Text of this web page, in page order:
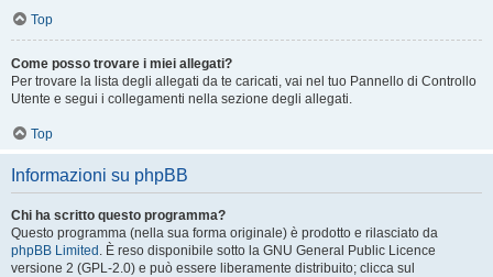
Top
Come posso trovare i miei allegati?
Per trovare la lista degli allegati da te caricati, vai nel tuo Pannello di Controllo
Utente e segui i collegamenti nella sezione degli allegati.
Top
Informazioni su phpBB
Chi ha scritto questo programma?
Questo programma (nella sua forma originale) è prodotto e rilasciato da
phpBB Limited . È reso disponibile sotto la GNU General Public Licence
versione 2 (GPL-2.0) e può essere liberamente distribuito; clicca sul